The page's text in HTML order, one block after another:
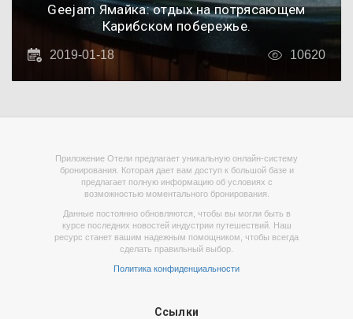
Geejam Ямайка: отдых на потрясающем
Карибском побережье.
2019-01-18 10620
Приложение Отели предлагает уникальную онлайн-систему
бронирования. Которая дает вам доступ к большой базе и
предлагает полную информацию об условиях с
возможностью моментального бронирования.
Данные постоянно обновляются, чтобы вы могли быть в
курсе последних новостей индустрии путешествий. Наш
ресурс станет вашим надежным помощником, чтобы всегда
сделать правильный выбор.
Политика конфиденциальности
Ссылки